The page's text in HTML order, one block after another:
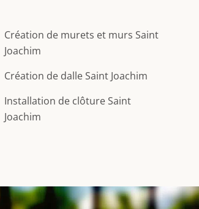
Création de murets et murs Saint
Joachim
Création de dalle Saint Joachim
Installation de clôture Saint
Joachim